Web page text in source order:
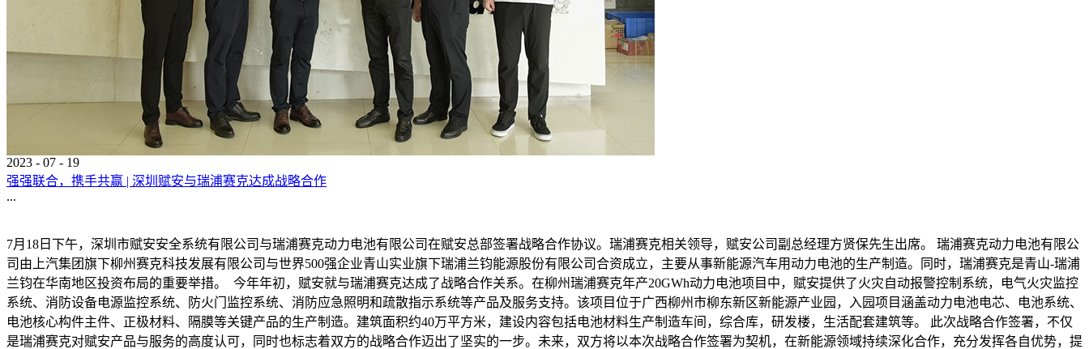
2023 - 07 - 19
强强联合，携手共赢 | 深圳赋安与瑞浦赛克达成战略合作
...
7月18日下午，深圳市赋安安全系统有限公司与瑞浦赛克动力电池有限公司在赋安总部签署战略合作协议。瑞浦赛克相关领导，赋安公司副总经理方贤保先生出席。 瑞浦赛克动力电池有限公
司由上汽集团旗下柳州赛克科技发展有限公司与世界500强企业青山实业旗下瑞浦兰钧能源股份有限公司合资成立，主要从事新能源汽车用动力电池的生产制造。同时，瑞浦赛克是青山-瑞浦
兰钧在华南地区投资布局的重要举措。 今年年初，赋安就与瑞浦赛克达成了战略合作关系。在柳州瑞浦赛克年产20GWh动力电池项目中，赋安提供了火灾自动报警控制系统，电气火灾监控
系统、消防设备电源监控系统、防火门监控系统、消防应急照明和疏散指示系统等产品及服务支持。该项目位于广西柳州市柳东新区新能源产业园，入园项目涵盖动力电池电芯、电池系统、
电池核心构件主件、正极材料、隔膜等关键产品的生产制造。建筑面积约40万平方米，建设内容包括电池材料生产制造车间，综合库，研发楼，生活配套建筑等。 此次战略合作签署，不仅
是瑞浦赛克对赋安产品与服务的高度认可，同时也标志着双方的战略合作迈出了坚实的一步。未来，双方将以本次战略合作签署为契机，在新能源领域持续深化合作，充分发挥各自优势，提